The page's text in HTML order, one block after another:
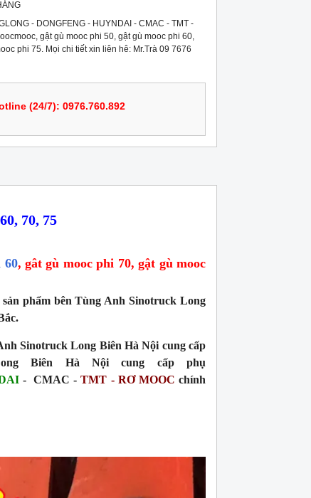
- DONGFENG - HUYNDAI - CMAC - TMT -
gật gù mooc phi 50, gật gù mooc phi 60,
phi 75. Mọi chi tiết xin liên hê: Mr.Trà 09 7676
(24/7): 0976.760.892
70, 75
60, gât gù mooc phi 70, gật gù mooc
phẩm bên Tùng Anh Sinotruck Long
Sinotruck Long Biên Hà Nội cung cấp
Biên Hà Nội cung cấp phụ
- CMAC -TMT - RƠ MOOC chính